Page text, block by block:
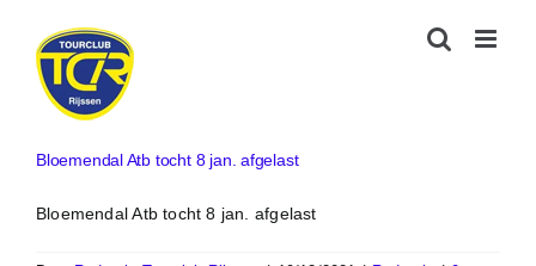
inhoud
Bloemendal Atb tocht 8 jan. afgelast
Bloemendal Atb tocht 8 jan. afgelast